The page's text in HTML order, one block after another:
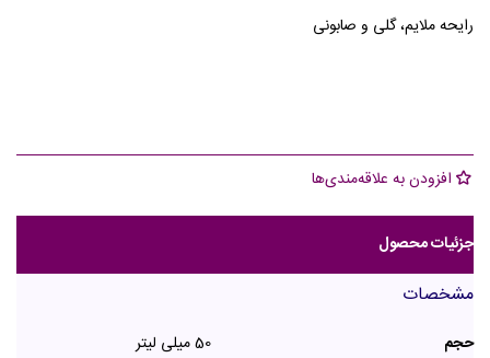
رایحه ملایم، گلی و صابونی
افزودن به علاقه‌مندی‌ها
جزئیات محصول
مشخصات
حجم 50 میلی لیتر